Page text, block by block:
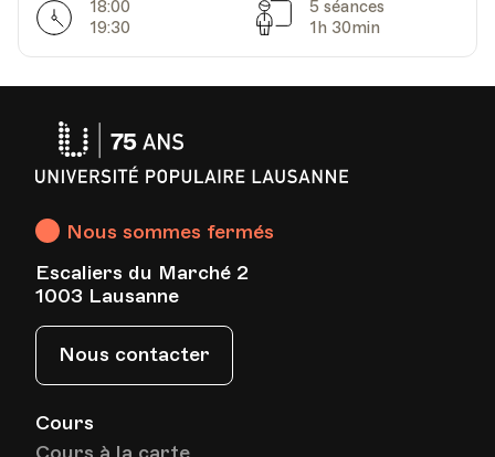
LieuBâtiment communal - Salle Clément -
Grand Rue 44, Rolle
Lieu
Grand Rue 44, Rolle
Date
Horarires
18:00
19:30
Séances
5 séances
1h 30min
Cours
Nous sommes fermés
Escaliers du Marché 2
1003 Lausanne
Nous contacter